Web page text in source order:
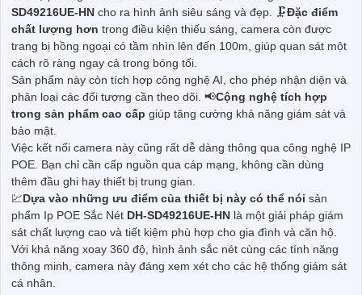
SD49216UE-HN cho ra hình ảnh siêu sáng và đẹp. 🗜️Đặc điểm
chất lượng hơn trong điều kiện thiếu sáng, camera còn được
trang bị hồng ngoại có tầm nhìn lên đến 100m, giúp quan sát một
cách rõ ràng ngay cả trong bóng tối.
Sản phẩm này còn tích hợp công nghệ AI, cho phép nhận diện và
phân loại các đối tượng cần theo dõi. 📢Cộng nghệ tích hợp
trong sản phẩm cao cấp giúp tăng cường khả năng giám sát và
bảo mật.
Việc kết nối camera này cũng rất dễ dàng thông qua công nghệ IP
POE. Bạn chỉ cần cấp nguồn qua cáp mạng, không cần dùng
thêm đầu ghi hay thiết bị trung gian.
💹Dựa vào những ưu điểm của thiết bị này có thể nói sản
phẩm Ip POE Sắc Nét DH-SD49216UE-HN là một giải pháp giám
sát chất lượng cao và tiết kiệm phù hợp cho gia đình và căn hộ.
Với khả năng xoay 360 độ, hình ảnh sắc nét cùng các tính năng
thông minh, camera này đáng xem xét cho các hệ thống giám sát
cá nhân.